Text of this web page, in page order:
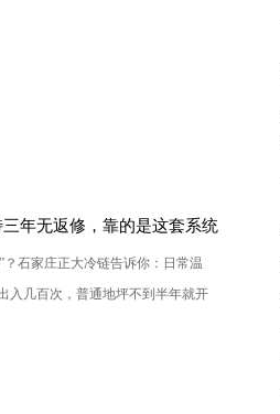
年无返修，靠的是这套系统
石家庄正大冷链告诉你：日常温
入几百次，普通地坪不到半年就开